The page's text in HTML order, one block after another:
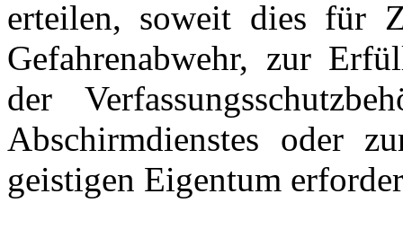
erteilen, soweit dies für
Gefahrenabwehr, zur
der
Abschirmdienstes oder
geistigen Eigentum